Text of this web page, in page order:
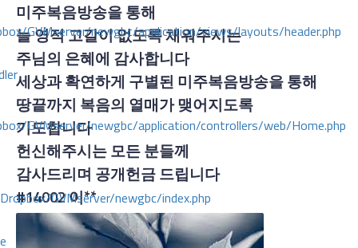
GVMserver/newgbc/application/views/layouts/header.php
GVMserver/newgbc/application/controllers/web/Home.php
GVMserver/newgbc/index.php
미주복음방송을 통해
늘 영적 고갈이 없도록 채워주시는
주님의 은혜에 감사합니다
세상과 확연하게 구별된 미주복음방송을 통해
땅끝까지 복음의 열매가 맺어지도록
기도합니다
헌신해주시는 모든 분들께
감사드리며 공개헌금 드립니다
#14002이**